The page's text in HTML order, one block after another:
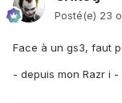
Posté(e) 23
Face à un gs3, faut
- depuis mon Razr i -